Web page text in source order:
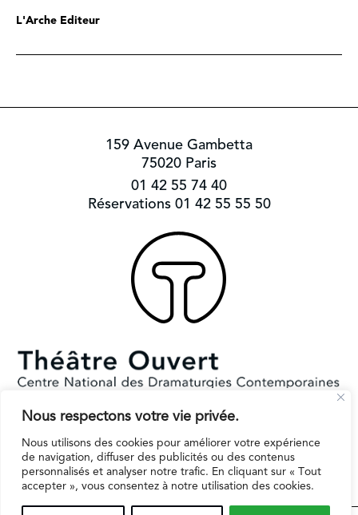
Nous respectons votre vie privée.
Nous utilisons des cookies pour améliorer votre expérience
de navigation, diffuser des publicités ou des contenus
personnalisés et analyser notre trafic. En cliquant sur « Tout
accepter », vous consentez à notre utilisation des cookies.
L'Arche Editeur
159 Avenue Gambetta
75020 Paris
01 42 55 74 40
Réservations 01 42 55 55 50
Subventionné par le Ministère de la Culture et la Ville de Paris.
Il reçoit le soutien de la région Ile-de-France pour l’EPAT